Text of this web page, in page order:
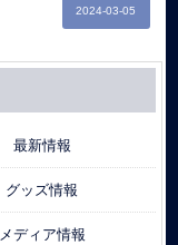
2024-03-05
最新情報
グッズ情報
メディア情報